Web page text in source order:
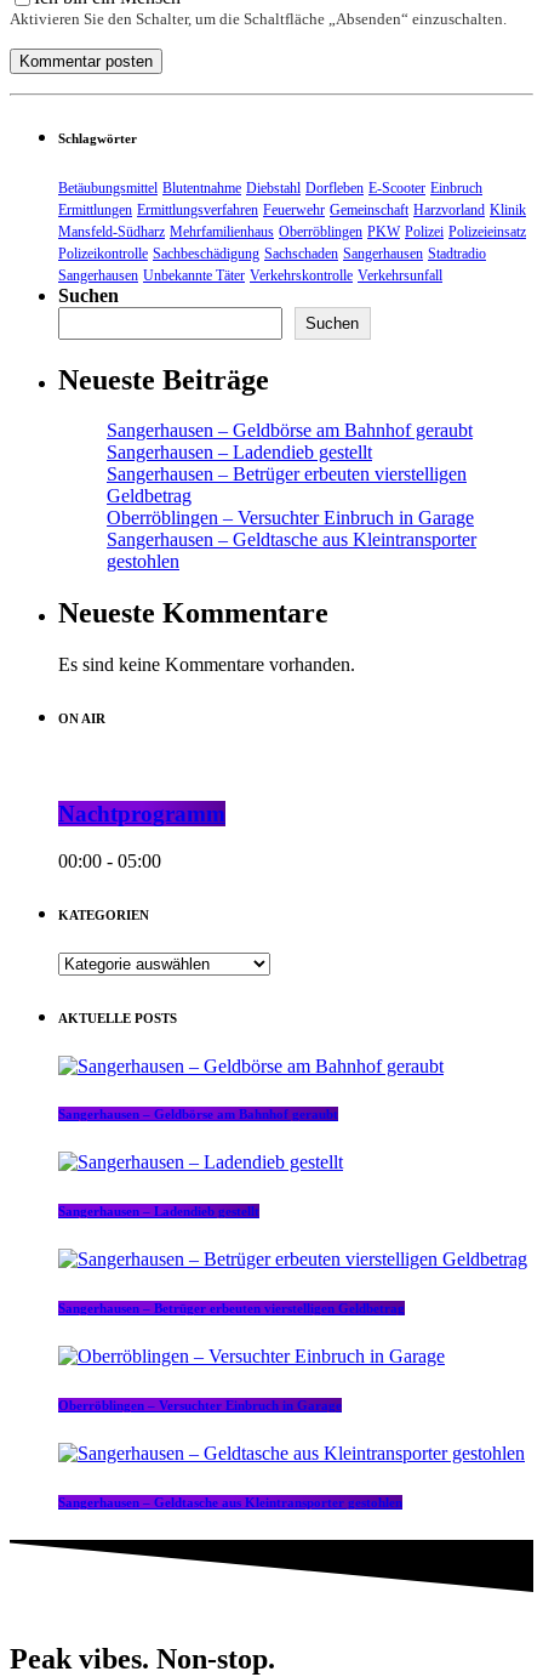
Aktivieren Sie den Schalter, um die Schaltfläche „Absenden“ einzuschalten.
Schlagwörter
Betäubungsmittel Blutentnahme Diebstahl Dorfleben E-Scooter Einbruch
Ermittlungen Ermittlungsverfahren Feuerwehr Gemeinschaft Harzvorland Klinik
Mansfeld-Südharz Mehrfamilienhaus Oberröblingen PKW Polizei Polizeieinsatz
Polizeikontrolle Sachbeschädigung Sachschaden Sangerhausen Stadtradio
Sangerhausen Unbekannte Täter Verkehrskontrolle Verkehrsunfall
Suchen
Suchen
Neueste Beiträge
Sangerhausen – Geldbörse am Bahnhof geraubt
Sangerhausen – Ladendieb gestellt
Sangerhausen – Betrüger erbeuten vierstelligen
Geldbetrag
Oberröblingen – Versuchter Einbruch in Garage
Sangerhausen – Geldtasche aus Kleintransporter
gestohlen
Neueste Kommentare
Es sind keine Kommentare vorhanden.
ON AIR
Nachtprogramm
00:00 - 05:00
KATEGORIEN
KATEGORIEN
AKTUELLE POSTS
Sangerhausen – Geldbörse am Bahnhof geraubt
Sangerhausen – Ladendieb gestellt
Sangerhausen – Betrüger erbeuten vierstelligen Geldbetrag
Oberröblingen – Versuchter Einbruch in Garage
Sangerhausen – Geldtasche aus Kleintransporter gestohlen
Peak vibes. Non-stop.